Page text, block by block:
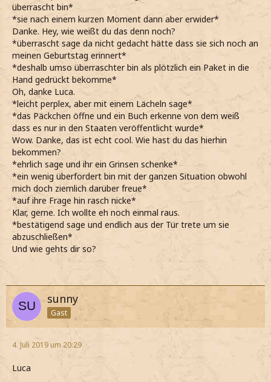
überrascht bin*
*sie nach einem kurzen Moment dann aber erwider*
Danke. Hey, wie weißt du das denn noch?
*überrascht sage da nicht gedacht hätte dass sie sich noch an
meinen Geburtstag erinnert*
*deshalb umso überraschter bin als plötzlich ein Paket in die
Hand gedrückt bekomme*
Oh, danke Luca.
*leicht perplex, aber mit einem Lächeln sage*
*das Päckchen öffne und ein Buch erkenne von dem weiß
dass es nur in den Staaten veröffentlicht wurde*
Wow. Danke, das ist echt cool. Wie hast du das hierhin
bekommen?
*ehrlich sage und ihr ein Grinsen schenke*
*ein wenig überfordert bin mit der ganzen Situation obwohl
mich doch ziemlich darüber freue*
*auf ihre Frage hin rasch nicke*
Klar, gerne. Ich wollte eh noch einmal raus.
*bestätigend sage und endlich aus der Tür trete um sie
abzuschließen*
Und wie gehts dir so?
sunny
Gast
4. Juli 2019 um 20:29
Luca